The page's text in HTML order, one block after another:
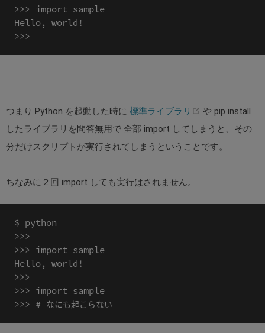
>>> import sample
Hello, world!
つまり Python を起動した時に 標準ライブラリ
(opens
new
window)
や pip install
したライブラリを問答無用で 全部 import してしまうと、その
分だけスクリプトが実行されてしまうということです。
ちなみに２回 import しても実行はされません。
$ python
>>>
>>> import sample
Hello, world!
>>>
>>> import sample